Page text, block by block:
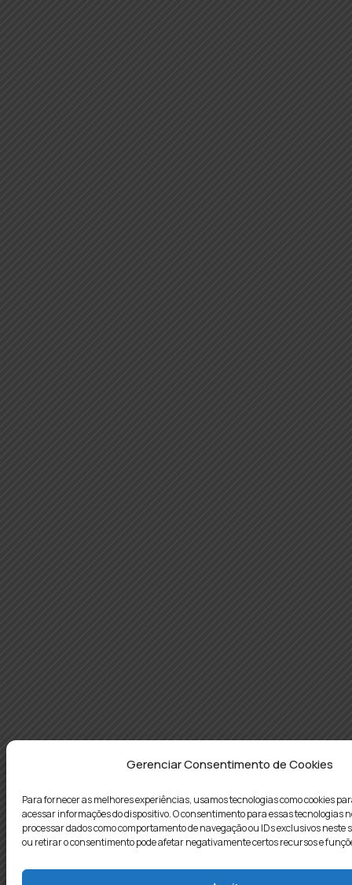
Gerenciar Consentimento de Cookies
Para fornecer as melhores experiências, usamos tecnologias como cookies
acessar informações do dispositivo. O consentimento para essas tecnologias
processar dados como comportamento de navegação ou IDs exclusivos neste
ou retirar o consentimento pode afetar negativamente certos recursos e